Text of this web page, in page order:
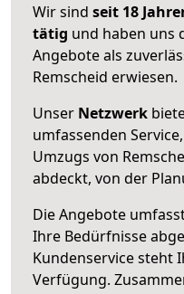
Wir sind seit 18
tätig und haben uns
Angebote als
Remscheid erwiesen.
Unser Netzwerk
umfassenden
Umzugs von
abdeckt, von der
Die Angebote
Ihre Bedürfnisse
Kundenservice steht
Verfügung.